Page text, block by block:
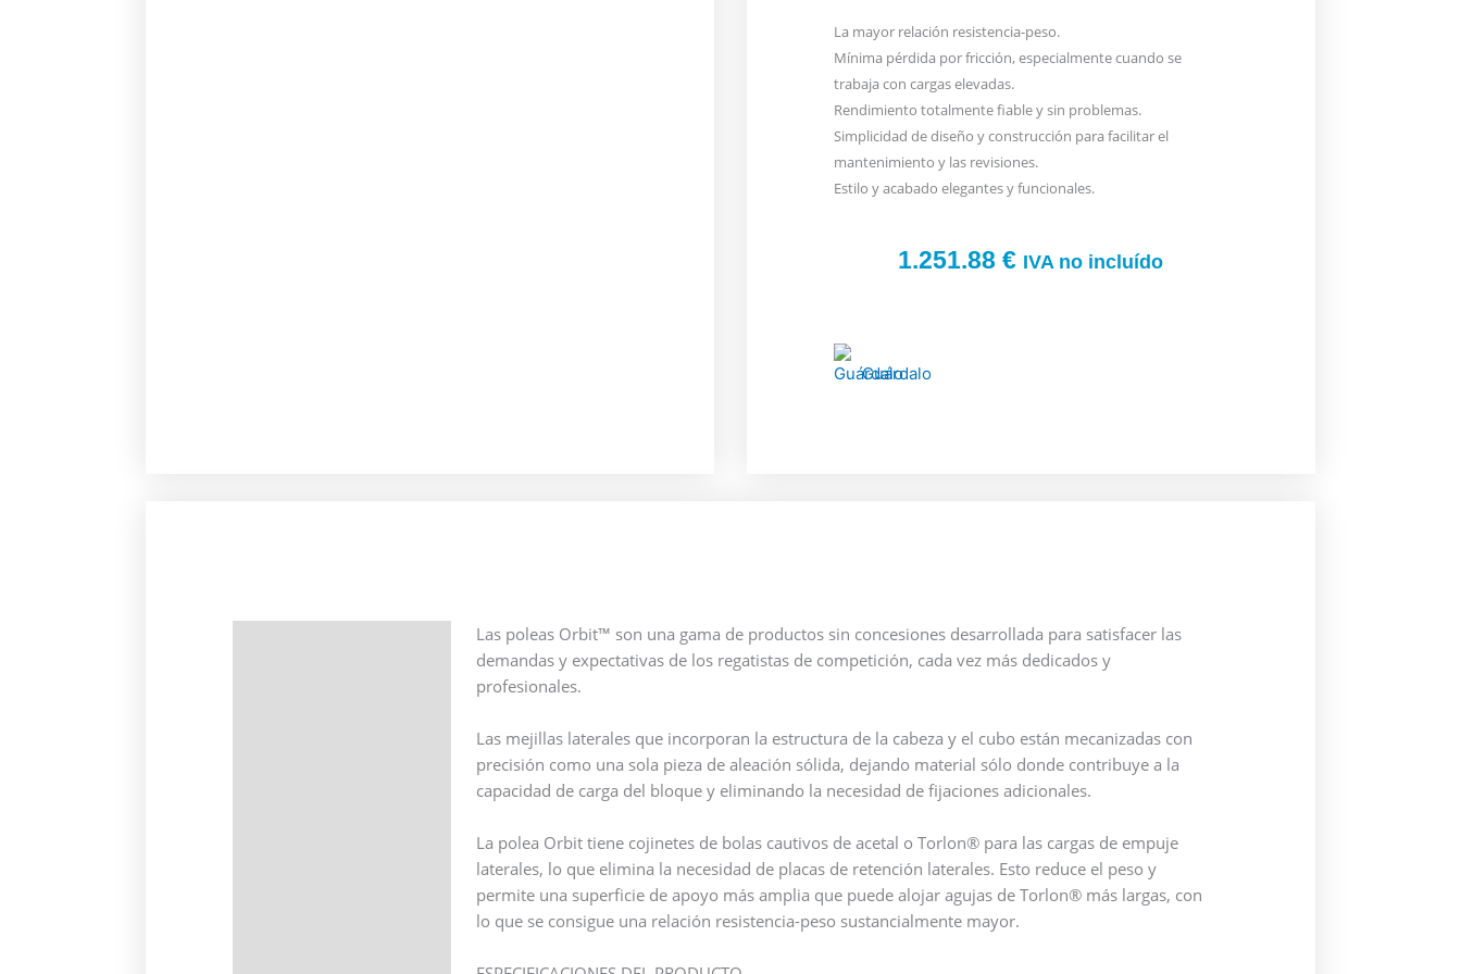
La mayor relación resistencia-peso.
Mínima pérdida por fricción, especialmente cuando se
trabaja con cargas elevadas.
Rendimiento totalmente fiable y sin problemas.
Simplicidad de diseño y construcción para facilitar el
mantenimiento y las revisiones.
Estilo y acabado elegantes y funcionales.
1.251.88€ IVA no incluído
Guárdalo
Las poleas Orbit™ son una gama de productos sin concesiones desarrollada para satisfacer las
demandas y expectativas de los regatistas de competición, cada vez más dedicados y
profesionales.
Las mejillas laterales que incorporan la estructura de la cabeza y el cubo están mecanizadas con
precisión como una sola pieza de aleación sólida, dejando material sólo donde contribuye a la
capacidad de carga del bloque y eliminando la necesidad de fijaciones adicionales.
La polea Orbit tiene cojinetes de bolas cautivos de acetal o Torlon® para las cargas de empuje
laterales, lo que elimina la necesidad de placas de retención laterales. Esto reduce el peso y
permite una superficie de apoyo más amplia que puede alojar agujas de Torlon® más largas, con
lo que se consigue una relación resistencia-peso sustancialmente mayor.